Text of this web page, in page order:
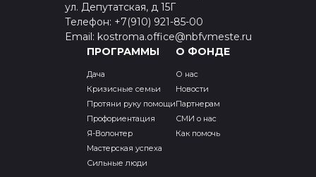
ул. Депутатская, д 15Г
Телефон: +7(910) 921-85-00
Email: kostroma.office@nbfvmeste.ru
ПРОГРАММЫ
Дача
Кризисные семьи
Протяни руку помощи
Профориентация
Я-Волонтер
Мастерская успеха
Сильные люди
О ФОНДЕ
О нас
Новости
Партнерам
СМИ о нас
Как помочь